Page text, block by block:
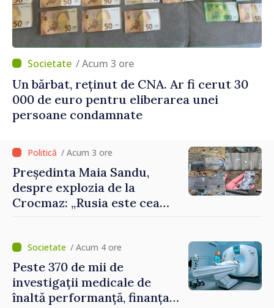
/ Acum 3 ore
Un bărbat, reținut de CNA. Ar fi cerut 30
000 de euro pentru eliberarea unei
persoane condamnate
/ Acum 3 ore
Președinta Maia Sandu,
despre explozia de la
Crocmaz: „Rusia este cea
poartă întreaga vină pentru
pericolul adus la casele
oamenilor noștri”
/ Acum 4 ore
Peste 370 de mii de
investigații medicale de
înaltă performanță, finanțate